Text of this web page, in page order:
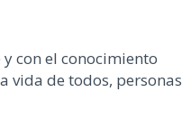
con el conocimiento
vida de todos, personas